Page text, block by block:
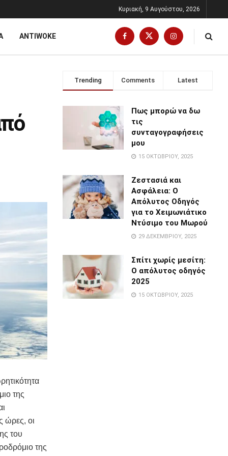
Κυριακή, 9 Αυγούστου, 2026
ANTIWOKE
της
ώρες, οι
του
της
Trending Comments Latest
Πως μπορώ να δω
τις
συνταγογραφήσεις
μου
15 ΟΚΤΩΒΡΊΟΥ, 2025
Ζεστασιά και
Ασφάλεια: Ο
Απόλυτος Οδηγός
για το Χειμωνιάτικο
Ντύσιμο του Μωρού
29 ΔΕΚΕΜΒΡΊΟΥ, 2025
Σπίτι χωρίς μεσίτη:
Ο απόλυτος οδηγός
2025
15 ΟΚΤΩΒΡΊΟΥ, 2025